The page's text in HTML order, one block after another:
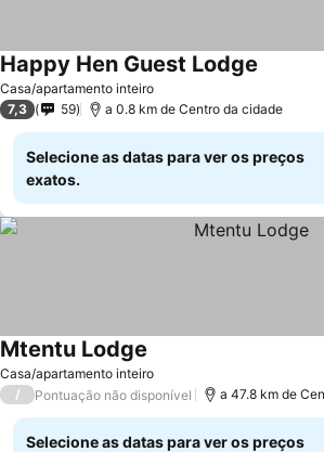
Casa/apartamento inteiro
Happy Hen Guest Lodge
7,3 59 a 0.8 km de Centro da cidade
Selecione as datas para ver os preços
exatos.
Casa/apartamento inteiro
Mtentu Lodge
/ Pontuação não disponível a 47.8 km de
Selecione as datas para ver os preços